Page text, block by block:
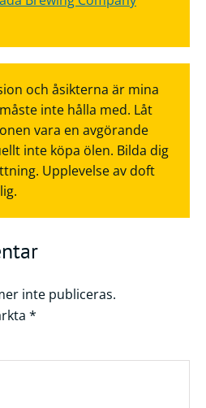
och åsikterna är mina
inte hålla med. Låt
vara en avgörande
inte köpa ölen. Bilda dig
Upplevelse av doft
inte publiceras.
*